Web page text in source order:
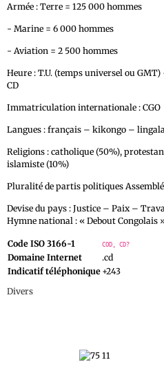
Armée : Terre = 125 000 hommes
- Marine = 6 000 hommes
- Aviation = 2 500 hommes
Heure : T.U. (temps universel ou GMT)
CD
Immatriculation internationale : CGO
Langues : français – kikongo –
Religions : catholique (50%),
islamiste (10%)
Pluralité de partis politiques
Devise du pays : Justice – Paix –
Hymne national : « Debout Congolais
Divers
Code ISO 3166-1 COD, CD?
Domaine Internet
.cd
Indicatif téléphonique +243